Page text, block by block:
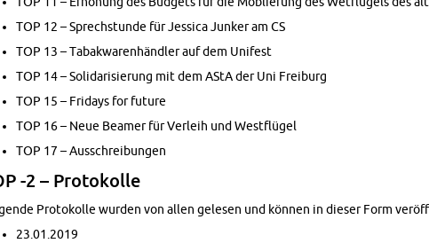
TOP 12 – Sprech­stunde für Jes­sica Junker am CS
TOP 13 – Tabak­warenhändler auf dem Unifest
TOP 14 – Sol­i­darisierung mit dem AStA der Uni Freiburg
TOP 15 – Fri­days for fu­ture
TOP 16 – Neue Beamer für Ver­leih und Westflügel
TOP 17 – Auss­chrei­bun­gen
-2 – Pro­tokolle
Pro­tokolle wur­den von allen gele­sen und können in dieser Form
23.01.2019